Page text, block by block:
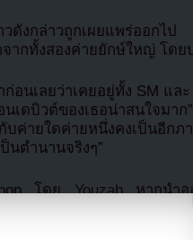
วดังกล่าวถูกเผยแพร่ออกไ
จากทั้งสองค่ายยักษ์ใหญ่ โดย
ก่อนเลยว่าเคยอยู่ทั้ง SM และ
นเดบิวต์ของเธอน่าสนใจมาก”
บค่ายใดค่ายหนึ่งคงเป็นอีกภา
ป็นตำนานจริงๆ”
โดยYouzabหากนำอ